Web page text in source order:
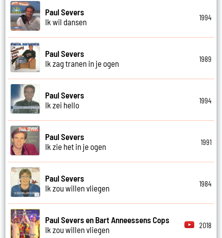
Paul Severs
Ik wil dansen
1994
Paul Severs
Ik zag tranen in je ogen
1989
Paul Severs
Ik zei hello
1994
Paul Severs
Ik zie het in je ogen
1991
Paul Severs
Ik zou willen vliegen
1984
Paul Severs en Bart Anneessens Cops
Ik zou willen vliegen
2018